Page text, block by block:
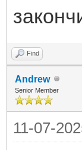
Find
Andrew
Senior Member
11-07-